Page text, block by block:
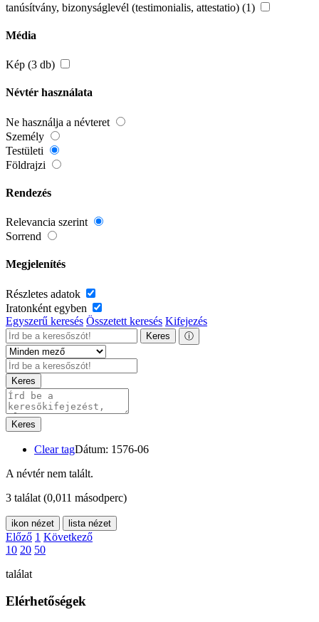
tanúsítvány, bizonyságlevél (testimonialis, attestatio) (1)
Média
Kép (3 db)
Névtér használata
Ne használja a névteret
Személy
Testületi
Földrajzi
Rendezés
Relevancia szerint
Sorrend
Megjelenítés
Részletes adatok
Iratonként egyben
Egyszerű keresés Összetett keresés Kifejezés
Keres ⓘ
Keres
Keres
Clear tagDátum: 1576-06
A névtér nem talált.
3 találat (0,011 másodperc)
ikon nézet lista nézet
Előző 1 Következő
10 20 50
találat
Elérhetőségek